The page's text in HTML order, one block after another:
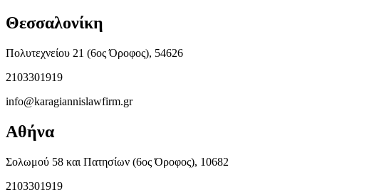
Θεσσαλονίκη
Πολυτεχνείου 21 (6ος Όροφος), 54626
2103301919
info@karagiannislawfirm.gr
Αθήνα
Σολωμού 58 και Πατησίων (6ος Όροφος), 10682
2103301919